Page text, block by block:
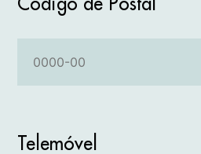
Telemóvel